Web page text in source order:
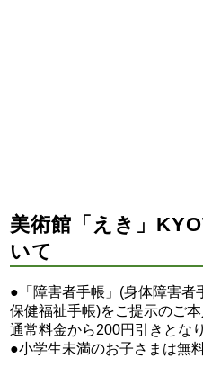
美術館「えき」
いて
●「障害者手帳」(身体障害者
保健福祉手帳)をご提示のご
通常料金から200円引きとな
●小学生未満のお子さまは無料